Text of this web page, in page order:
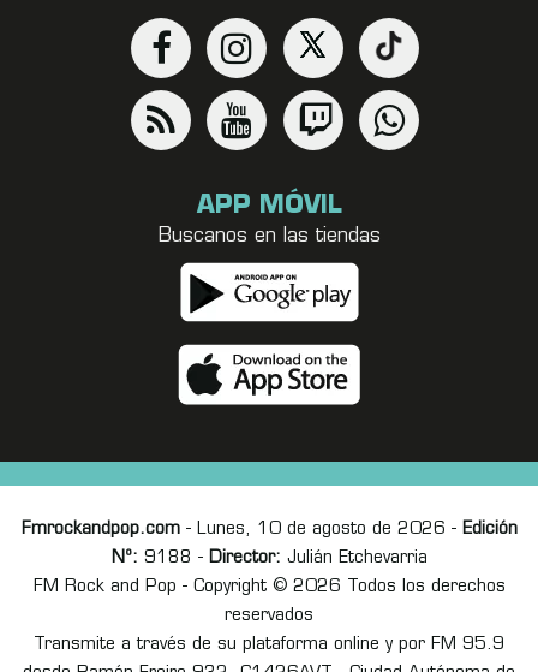
APP MÓVIL
Buscanos en las tiendas
Fmrockandpop.com- Lunes, 10 de agosto de 2026 - Edición
Nº: 9188 - Director: Julián Etchevarria
FM Rock and Pop - Copyright © 2026 Todos los derechos
reservados
Transmite a través de su plataforma online y por FM 95.9